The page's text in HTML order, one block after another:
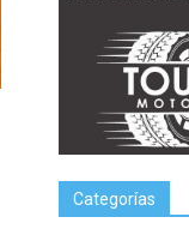
Categorías